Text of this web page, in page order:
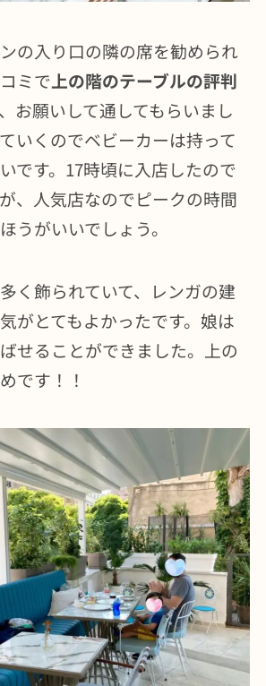
の入り口の隣の席を勧められ
ミで上の階のテーブルの評判
お願いして通してもらいまし
いくのでベビーカーは持って
です。17時頃に入店したので
、人気店なのでピークの時間
うがいいでしょう。
く飾られていて、レンガの建
がとてもよかったです。娘は
せることができました。上の
です！！